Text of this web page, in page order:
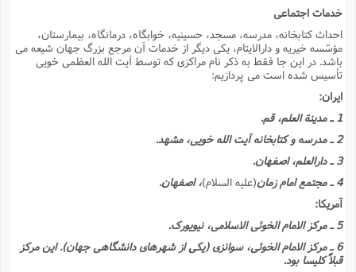
خدمات اجتماعى
احداث کتابخانه، مدرسه، مسجد، حسینیه، خوابگاه، درمانگاه، بیمارستان،
مؤسّسه خیریه و دارالایتام، یکى دیگر از خدمات آن مرجع بزرگ جهان شیعه مى
باشد. در این جا فقط به ذکر نام مراکزى که توسط آیت الله العظمى خویى
تأسیس شده است مى پردازیم:
ایران:
1 ـ مدینة العلم، قم.
2 ـ مدرسه و کتابخانه آیت الله خویى، مشهد.
3 ـ دارالعلم، اصفهان.
4 ـ مجتمع امام زمان
(علیه السلام)، اصفهان.
آمریکا:
5 ـ مرکز الامام الخوئى الاسلامى، نیویورک.
6 ـ مرکز الامام الخوئى، سوانزى (یکى از شهرهاى دانشگاهى جهان). این مرکز
قبلاً کلیسا بود.